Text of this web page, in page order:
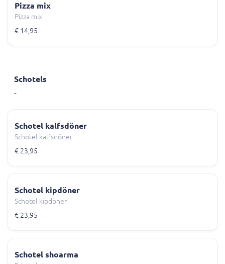
Pizza mix
Pizza mix
€ 14,95
Schotels
-
Schotel kalfsdöner
Schotel kalfsdöner
€ 23,95
Schotel kipdöner
Schotel kipdöner
€ 23,95
Schotel shoarma